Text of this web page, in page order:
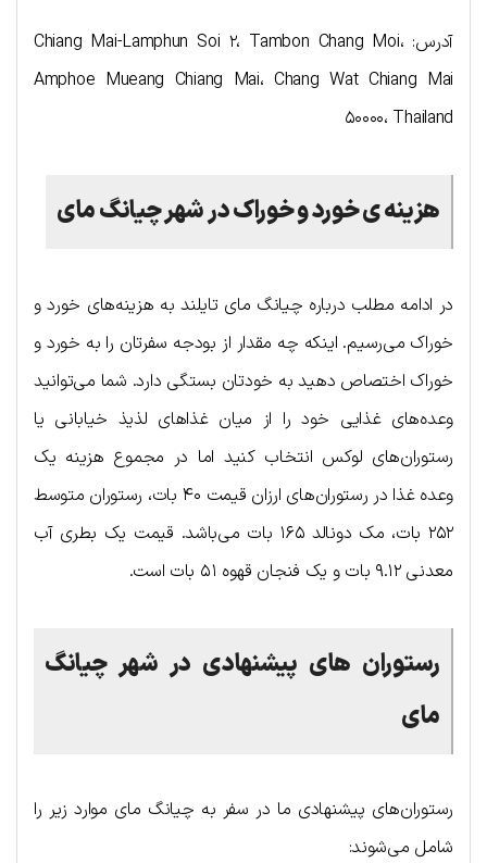
آدرس: Chiang Mai-Lamphun Soi ۲، Tambon Chang Moi،
Amphoe Mueang Chiang Mai، Chang Wat Chiang Mai
۵۰۰۰۰، Thailand
هزینه ی خورد و خوراک در شهر چیانگ مای
در ادامه مطلب درباره چیانگ مای تایلند به هزینه‌‎های خورد و
خوراک می‌رسیم. اینکه چه مقدار از بودجه سفرتان را به خورد و
خوراک اختصاص دهید به خودتان بستگی دارد. شما می‌توانید
وعده‌های غذایی خود را از میان غذاهای لذیذ خیابانی یا
رستوران‌های لوکس انتخاب کنید اما در مجموع هزینه یک
وعده غذا در رستوران‌های ارزان قیمت ۴۰ بات، رستوران متوسط
۲۵۲ بات، مک دونالد ۱۶۵ بات می‌باشد. قیمت یک بطری آب
معدنی ۹.۱۲ بات و یک فنجان قهوه ۵۱ بات است.
رستوران های پیشنهادی در شهر چیانگ
مای
رستوران‌های پیشنهادی ما در سفر به چیانگ مای موارد زیر را
شامل می‌شوند: